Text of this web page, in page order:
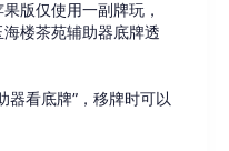
版仅使用一副牌玩，
楼茶苑辅助器底牌透
器看底牌”，移牌时可以